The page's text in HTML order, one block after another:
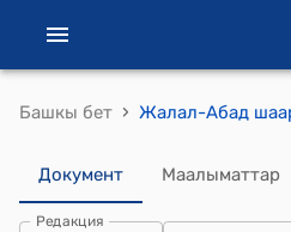
Башкы бет ›
Документ Маалыматтар
Редакция